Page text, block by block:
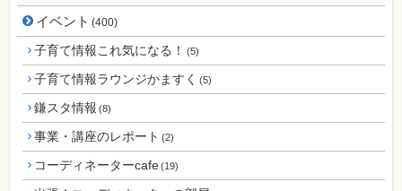
イベント (400)
子育て情報これ気になる！ (5)
子育て情報ラウンジかますく (5)
鎌スタ情報 (8)
事業・講座のレポート (2)
コーディネーターcafe(19)